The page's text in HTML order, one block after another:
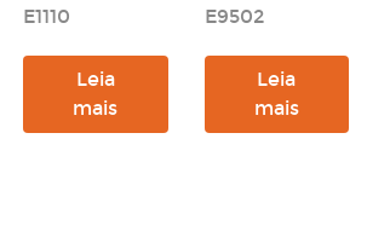
E1110
Leia
mais
E9502
Leia
mais